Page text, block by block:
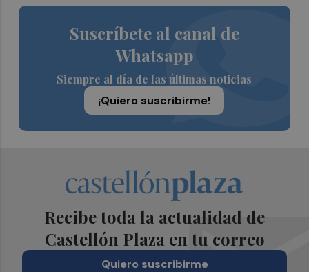
Suscríbete al canal de
Whatsapp
Siempre al día de las últimas noticias
¡Quiero suscribirme!
Recibe toda la actualidad de
Castellón Plaza en tu correo
Quiero suscribirme